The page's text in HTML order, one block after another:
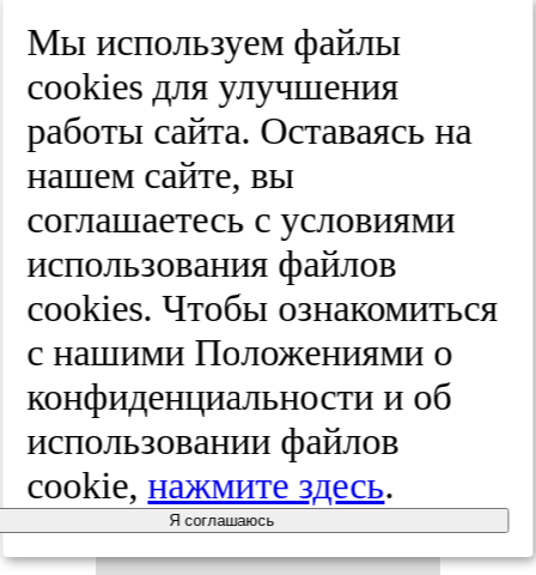
тре­нин­га и
од­но­мо­мен­
тной ког­
ни­тив­ной
за­да­чи в
про­фи­лак­
ти­ке ког­
ни­тив­но­го
Мы используем файлы
cооkies для улучшения
работы сайта. Оставаясь на
нашем сайте, вы
соглашаетесь с условиями
использования файлов
cооkies. Чтобы ознакомиться
с нашими Положениями о
конфиденциальности и об
использовании файлов
cookie,нажмите здесь.
Я соглашаюсь